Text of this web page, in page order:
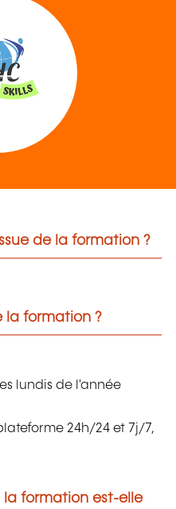
de la formation ?
la formation ?
lundis de l'année
24h/24 et 7j/7,
la formation est-elle